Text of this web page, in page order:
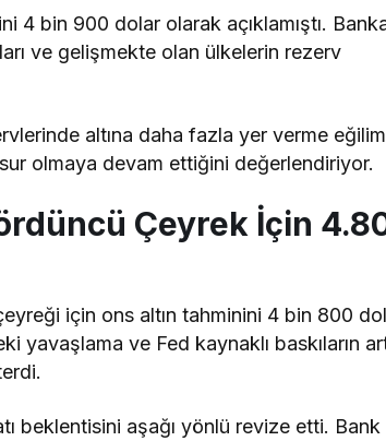
4 bin 900 dolar olarak açıklamıştı.
ve gelişmekte olan ülkelerin rezerv
altına daha fazla yer verme
olmaya devam ettiğini değerlendiriyor.
Çeyrek İçin
için ons altın tahminini 4 bin 800
yavaşlama ve Fed kaynaklı baskıların
beklentisini aşağı yönlü revize etti.